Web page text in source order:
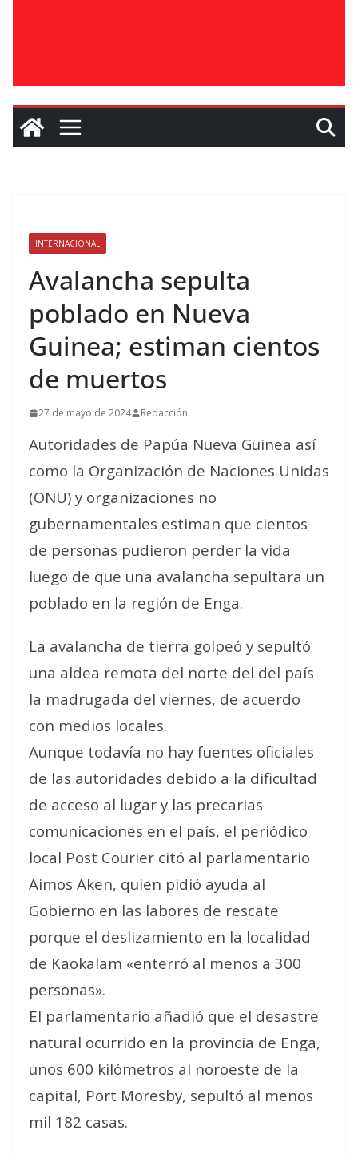
INTERNACIONAL
Avalancha sepulta
poblado en Nueva
Guinea; estiman cientos
de muertos
27 de mayo de 2024 Redacción
Autoridades de Papúa Nueva Guinea así
como la Organización de Naciones Unidas
(ONU) y organizaciones no
gubernamentales estiman que cientos
de personas pudieron perder la vida
luego de que una avalancha sepultara un
poblado en la región de Enga.
La avalancha de tierra golpeó y sepultó
una aldea remota del norte del del país
la madrugada del viernes, de acuerdo
con medios locales.
Aunque todavía no hay fuentes oficiales
de las autoridades debido a la dificultad
de acceso al lugar y las precarias
comunicaciones en el país, el periódico
local Post Courier citó al parlamentario
Aimos Aken, quien pidió ayuda al
Gobierno en las labores de rescate
porque el deslizamiento en la localidad
de Kaokalam «enterró al menos a 300
personas».
El parlamentario añadió que el desastre
natural ocurrido en la provincia de Enga,
unos 600 kilómetros al noroeste de la
capital, Port Moresby, sepultó al menos
mil 182 casas.